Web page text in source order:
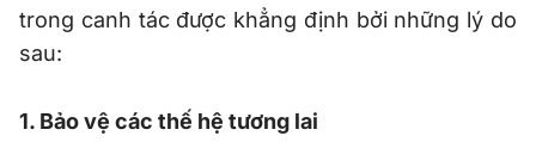
trong canh tác được khẳng định bởi những lý do
sau:
1. Bảo vệ các thế hệ tương lai